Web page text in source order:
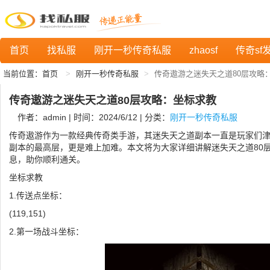
首页 找私服 刚开一秒传奇私服 zhaosf 传奇sf
当前位置： 首页 刚开一秒传奇私服 传奇遨游之迷失天之道80层攻略
传奇遨游之迷失天之道80层攻略：坐标求教
作者：admin | 时间：2024/6/12 | 分类：
刚开一秒传奇私服
传奇遨游作为一款经典传奇类手游，其迷失天之道副本一直是玩家们
副本的最高层，更是难上加难。本文将为大家详细讲解迷失天之道80
息，助你顺利通关。
坐标求教
1.传送点坐标：
(119,151)
2.第一场战斗坐标：